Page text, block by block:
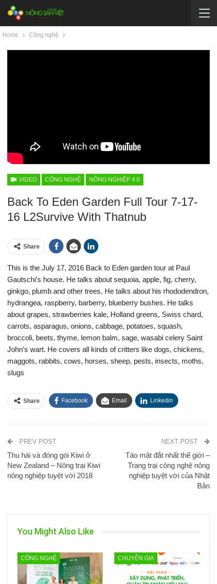
Home Công nghệ
VIDEO CÔNG NGHỆ NÔNG NGHIỆP 4.0
Back To Eden Garden Full Tour 7-17-
16 L2Survive With Thatnub
Share
This is the July 17, 2016 Back to Eden garden tour at Paul
Gautschi’s house. He talks about sequoia, apple, fig, cherry,
ginkgo, plumb and other trees. He talks about his rhododendron,
hydrangea, raspberry, barberry, blueberry bushes. He talks
about grapes, strawberries kale, Holland greens, Swiss chard,
carrots, asparagus, onions, cabbage, potatoes, squash,
broccoli, beets, thyme, lemon balm, sage, wasabi celery Saint
John’s wart. He covers all kinds of critters like dogs, chickens,
maggots, rabbits, cows, horses, sheep, pests, insects, moths,
slugs
Share Facebook Email Linkedin
PREV POST
Thu hái và đóng gói Kiwi ở
New Zealand – Nông trại Kiwi
nông nghiệp tuyệt vời 2018
NEXT POST
Táo mật đắt nhất thế giới –
Trang trại công nghệ nông
nghiệp tuyệt vời của Nhật
Bản
You Might Also Like
CÔNG NGHỆ CHUYÊN GIA